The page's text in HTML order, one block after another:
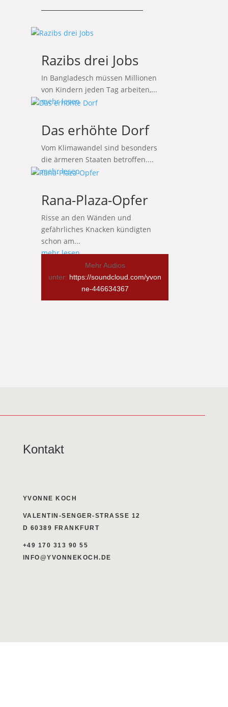
Razibs drei Jobs
In Bangladesch müssen Millionen
von Kindern jeden Tag arbeiten,...
mehr lesen
Das erhöhte Dorf
Vom Klimawandel sind besonders
die ärmeren Staaten betroffen....
mehr lesen
Rana-Plaza-Opfer
Risse an den Wänden und
gefährliches Knacken kündigten
schon am...
mehr lesen
Mehr Audios
unter: https://soundcloud.com/yvon
ne-446634367
Kontakt
YVONNE KOCH
VALENTIN-SENGER-STRASSE 12
D 60389 FRANKFURT
+49 170 313 90 55
INFO@YVONNEKOCH.DE